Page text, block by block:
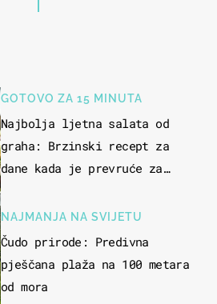
GOTOVO ZA 15 MINUTA
Najbolja ljetna salata od
graha: Brzinski recept za
dane kada je prevruće za
NAJMANJA NA SVIJETU
Čudo prirode: Predivna
pješčana plaža na 100 metara
od mora